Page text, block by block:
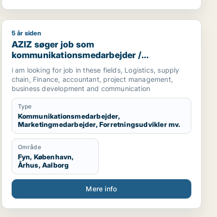
AZIZ søger job som kommunikationsmedarbejder /
5 år siden
AZIZ søger job som
kommunikationsmedarbejder /
marketingmedarbejder /
forretningsudvikler /
regnskabsmedarbejder / revisor
i am looking for job in these fields, Logistics, supply
chain, Finance, accountant, project management,
business development and communication
Type
Kommunikationsmedarbejder,
Marketingmedarbejder, Forretningsudvikler mv.
Område
Fyn, København,
Århus, Aalborg
Mere info